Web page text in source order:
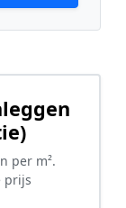
per m².
prijs